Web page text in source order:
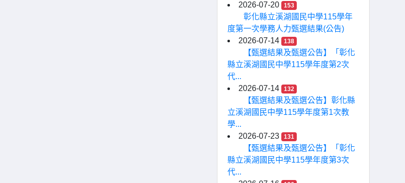
2026-07-20
153
彰化縣立溪湖國民中學115學年
度第一次學務人力甄選結果(公告)
2026-07-14
138
【甄選結果及甄選公告】「彰化
縣立溪湖國民中學115學年度第2次
代...
2026-07-14
132
【甄選結果及甄選公告】彰化縣
立溪湖國民中學115學年度第1次教
學...
2026-07-23
131
【甄選結果及甄選公告】「彰化
縣立溪湖國民中學115學年度第3次
代...